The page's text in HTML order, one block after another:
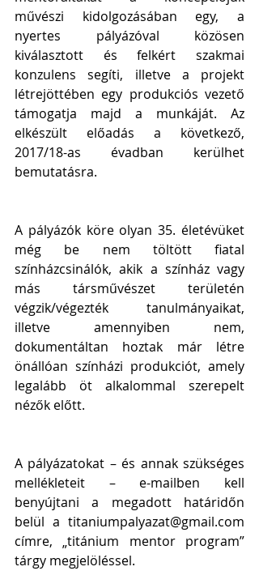
művészi kidolgozásában egy, a
nyertes pályázóval közösen
kiválasztott és felkért szakmai
konzulens segíti, illetve a projekt
létrejöttében egy produkciós vezető
támogatja majd a munkáját. Az
elkészült előadás a következő,
2017/18-as évadban kerülhet
bemutatásra.
A pályázók köre olyan 35. életévüket
még be nem töltött fiatal
színházcsinálók, akik a színház vagy
más társművészet területén
végzik/végezték tanulmányaikat,
illetve amennyiben nem,
dokumentáltan hoztak már létre
önállóan színházi produkciót, amely
legalább öt alkalommal szerepelt
nézők előtt.
A pályázatokat – és annak szükséges
mellékleteit – e-mailben kell
benyújtani a megadott határidőn
belül a titaniumpalyazat@gmail.com
címre, „titánium mentor program”
tárgy megjelöléssel.